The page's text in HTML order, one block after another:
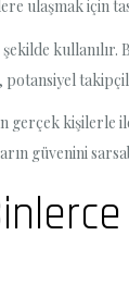
ulaşmak için
gerçek
güvenini